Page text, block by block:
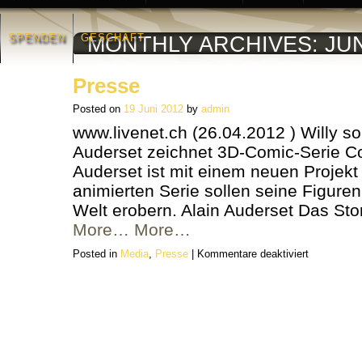
SPENDEN GESCHÄFT
MONTHLY ARCHIVES:
Presse
Posted on 19 Juni 2012 by admin
www.livenet.ch (26.04.2012 ) Willy
Auderset zeichnet 3D-Comic-Serie
Auderset ist mit einem neuen
animierten Serie sollen seine
Welt erobern. Alain Auderset Das
More… More…
Posted in Media, Presse Kommentare deaktiviertfür
Presse